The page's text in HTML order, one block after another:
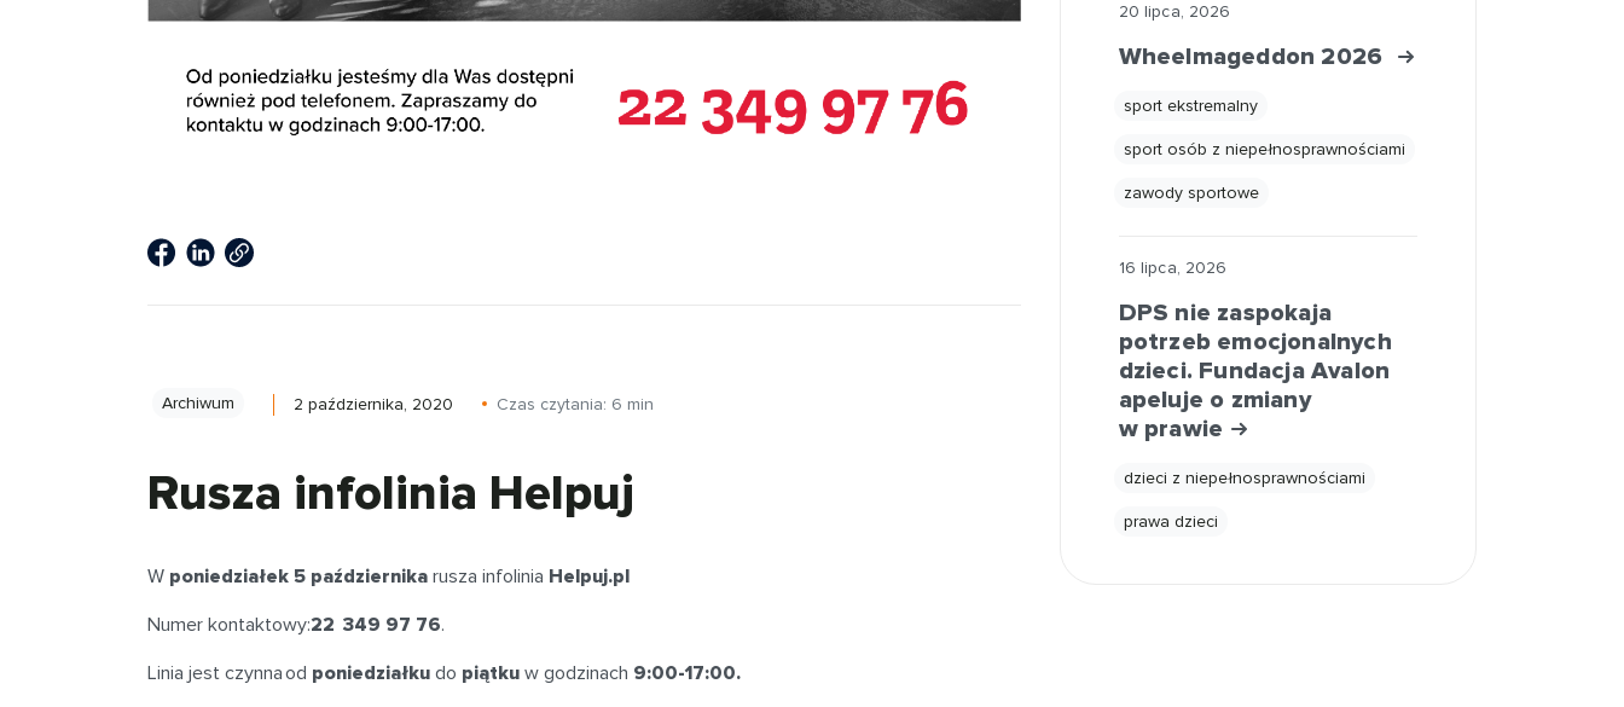
Archiwum 2 października, 2020 Czas czytania: 6 min
Rusza infolinia Helpuj
W poniedziałek 5 października rusza infolinia Helpuj.pl
Numer kontaktowy:22 349 97 76.
Linia jest czynna od poniedziałku do piątku w godzinach 9:00-17:00.
20 lipca, 2026
Wheelmageddon 2026
sport ekstremalny
sport osób z niepełnosprawnościami
zawody sportowe
16 lipca, 2026
DPS nie zaspokaja
potrzeb emocjonalnych
dzieci. Fundacja Avalon
apeluje o zmiany
w prawie
dzieci z niepełnosprawnościami
prawa dzieci